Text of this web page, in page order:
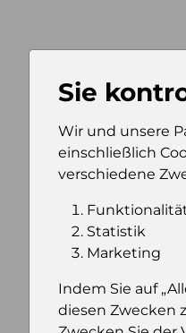
Sie
Wir und unsere
einschließlich
verschiedene
Statistik
Marketing
Indem Sie auf
diesen Zwecken